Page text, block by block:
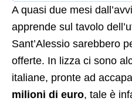
A quasi due mesi
apprende sul tavolo
Sant’Alessio sarebbero
offerte. In lizza ci sono
italiane, pronte ad
milioni di euro, tale è